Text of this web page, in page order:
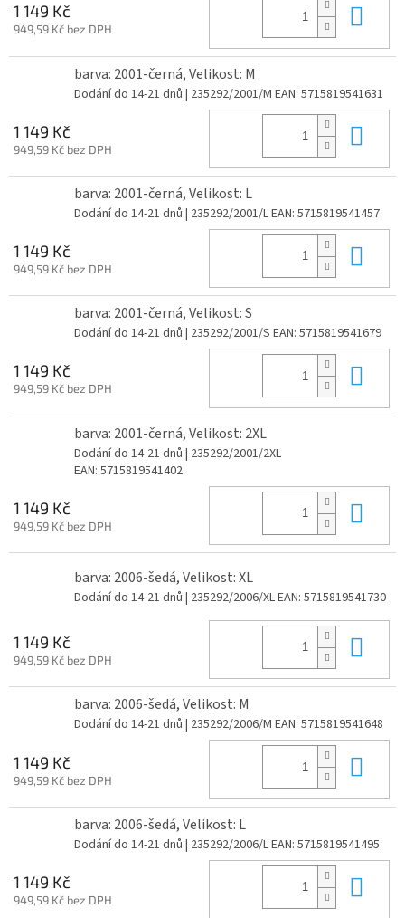
1 149 Kč
949,59 Kč bez DPH
barva: 2001-černá, Velikost: M
Dodání do 14-21 dnů | 235292/2001/M EAN: 5715819541631
1 149 Kč
949,59 Kč bez DPH
barva: 2001-černá, Velikost: L
Dodání do 14-21 dnů | 235292/2001/LEAN: 5715819541457
1 149 Kč
949,59 Kč bez DPH
barva: 2001-černá, Velikost: S
Dodání do 14-21 dnů | 235292/2001/S EAN: 5715819541679
1 149 Kč
949,59 Kč bez DPH
barva: 2001-černá, Velikost: 2XL
Dodání do 14-21 dnů | 235292/2001/2XL
EAN: 5715819541402
1 149 Kč
949,59 Kč bez DPH
barva: 2006-šedá, Velikost: XL
Dodání do 14-21 dnů | 235292/2006/XLEAN: 5715819541730
1 149 Kč
949,59 Kč bez DPH
barva: 2006-šedá, Velikost: M
Dodání do 14-21 dnů | 235292/2006/M EAN: 5715819541648
1 149 Kč
949,59 Kč bez DPH
barva: 2006-šedá, Velikost: L
Dodání do 14-21 dnů | 235292/2006/LEAN: 5715819541495
1 149 Kč
949,59 Kč bez DPH